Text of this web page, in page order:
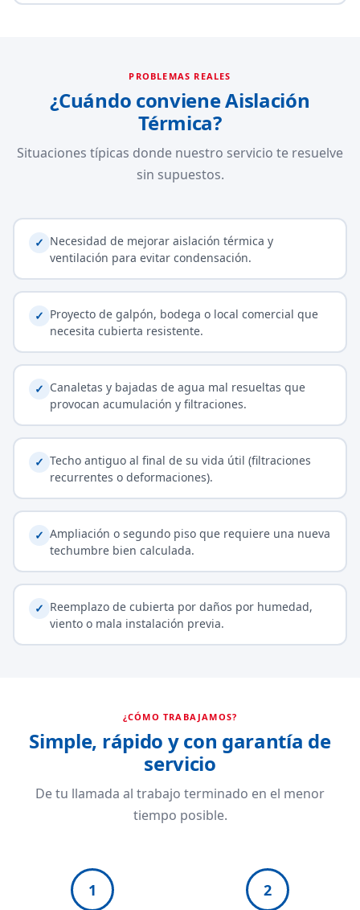
PROBLEMAS REALES
¿Cuándo conviene Aislación
Térmica?
Situaciones típicas donde nuestro servicio te resuelve
sin supuestos.
✓ Necesidad de mejorar aislación térmica y
ventilación para evitar condensación.
✓ Proyecto de galpón, bodega o local comercial que
necesita cubierta resistente.
✓ Canaletas y bajadas de agua mal resueltas que
provocan acumulación y filtraciones.
✓ Techo antiguo al final de su vida útil (filtraciones
recurrentes o deformaciones).
✓ Ampliación o segundo piso que requiere una nueva
techumbre bien calculada.
✓ Reemplazo de cubierta por daños por humedad,
viento o mala instalación previa.
¿CÓMO TRABAJAMOS?
Simple, rápido y con garantía de
servicio
De tu llamada al trabajo terminado en el menor
tiempo posible.
1 2